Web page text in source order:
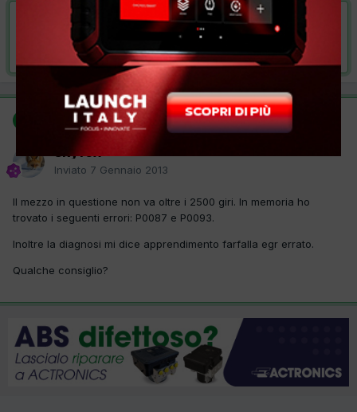
VAI ALLA SOLUZIONE
Risolta da skyfox,7 Gennaio 2013
SOLUZIONE
Inviato 7 Gennaio 2013
Il mezzo in questione non va oltre i 2500 giri. In memoria ho
trovato i seguenti errori: P0087 e P0093.
Inoltre la diagnosi mi dice apprendimento farfalla egr errato.
Qualche consiglio?